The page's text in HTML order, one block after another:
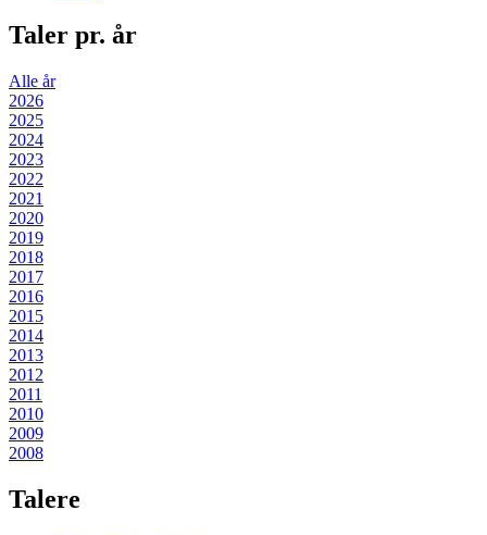
Taler pr. år
Alle år
2026
2025
2024
2023
2022
2021
2020
2019
2018
2017
2016
2015
2014
2013
2012
2011
2010
2009
2008
Talere